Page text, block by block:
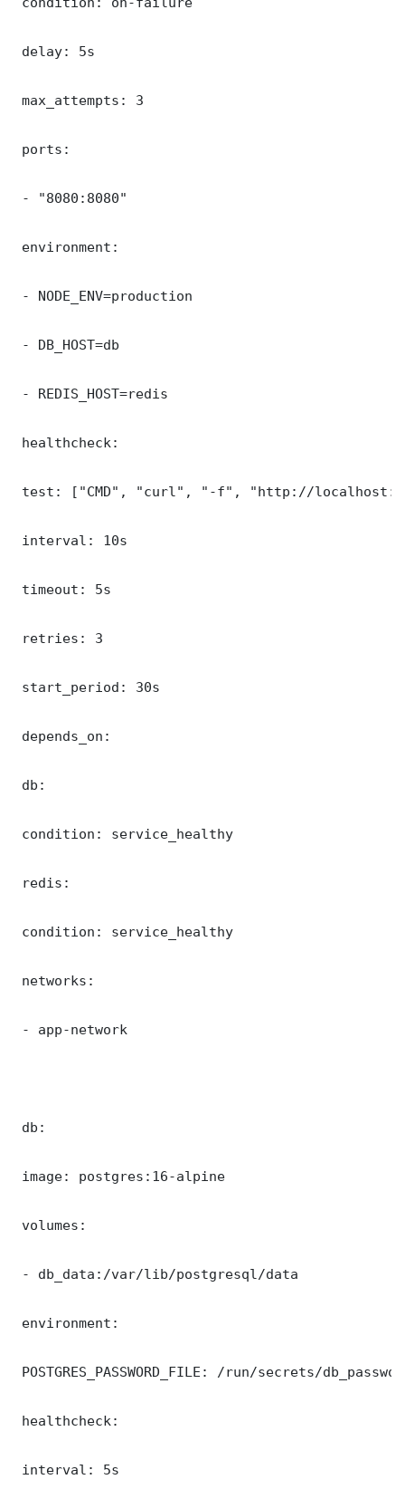
delay: 5s
max_attempts: 3
ports:
- "8080:8080"
environment:
- NODE_ENV=production
- DB_HOST=db
- REDIS_HOST=redis
healthcheck:
test: ["CMD", "curl", "-f", "http://
interval: 10s
timeout: 5s
retries: 3
start_period: 30s
depends_on:
db:
condition: service_healthy
redis:
condition: service_healthy
networks:
- app-network
db:
image: postgres:16-alpine
volumes:
- db_data:/var/lib/postgresql/data
environment:
POSTGRES_PASSWORD_FILE: /run/secrets/
healthcheck:
interval: 5s